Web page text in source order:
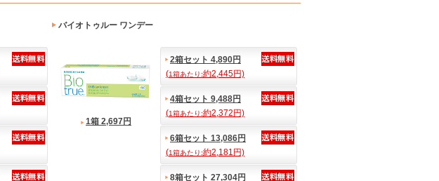
バイオトゥルー ワンデー
1箱 2,697円
2箱セット 4,890円
(1箱あたり:約2,445円)
4箱セット 9,488円
(1箱あたり:約2,372円)
6箱セット 13,086円
(1箱あたり:約2,181円)
8箱セット 27,304円